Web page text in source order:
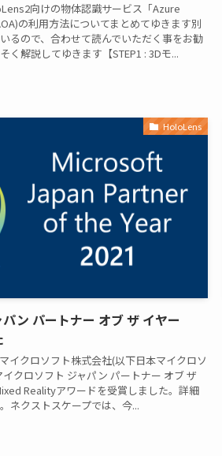
向けの物体認識サービス「Azure
の利用方法についてまとめてゆきます別
るので、合わせて読んでいただく事をお勧
く解説してゆきます【STEP1 : 3Dモ...
HoloLens
ン パートナー オブ ザ イヤー
イクロソフト株式会社(以下日本マイクロソ
クロソフト ジャパン パートナー オブ ザ
Realityアワードを受賞しました。詳細
ネクストスケープでは、今...